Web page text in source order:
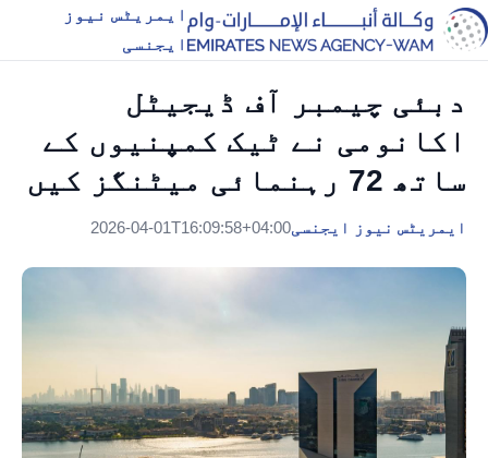
ایمریٹس نیوز
ایجنسی
دبئی چیمبر آف ڈیجیٹل
اکانومی نے ٹیک کمپنیوں کے
ساتھ 72 رہنمائی میٹنگز کیں
ایمریٹس نیوز ایجنسی2026-04-01T16:09:58+04:00